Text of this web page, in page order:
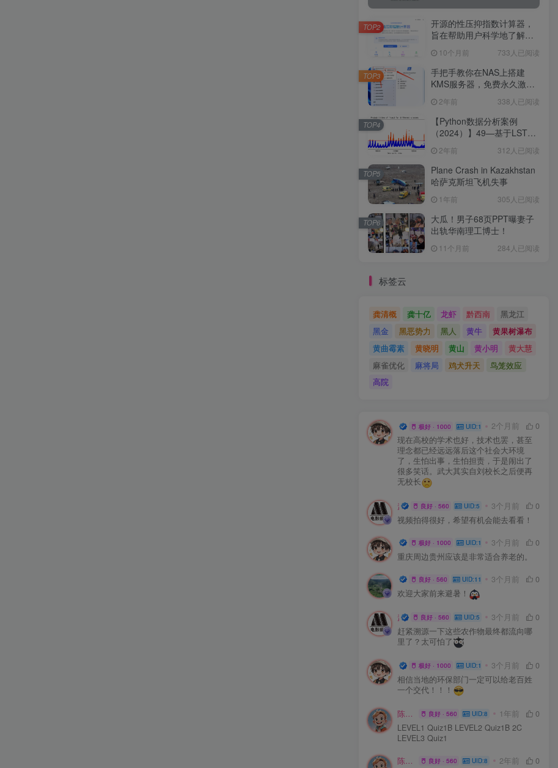
开源的性压抑指数计算器，
旨在帮助用户科学地了解自
康和亲密关系的发展。
10个月前 733人已阅读
TOP2
手把手教你在NAS上搭建
KMS服务器，免费永久激活
手把手教你在NAS上搭建
KMS服务器，免费永久激活
Windows及Office！建议收藏
2年前 338人已阅读
TOP3
【Python数据分析案例
（2024）】49—基于LSTM
序列2年前 312人已阅读
TOP4
Plane Crash in Kazakhstan
哈萨克斯坦飞机失事
1年前 305人已阅读
TOP5
大瓜！男子68页PPT曝妻子
出轨华南理工博士！
11个月前 284人已阅读
TOP6
标签云
龚清概 龚十亿 龙虾 黔西南
黑龙江
黑金
黑恶势力 黑人 黄牛
黄果树瀑布
黄曲霉素
黄晓明 黄山 黄小明
黄大慧
麻雀优化
麻将局 鸡犬升天
鸟笼效应
高院
小打小闹极好 · 1000 UID:12 2个月前
0
现在高校的学术也好，技术也罢，甚至
理念都已经远远落后这个社会大环境
了，生怕出事，生怕担责，于是闹出了
很多笑话。武大其实自刘校长之后便再
无校长
盖世英雄 良好 · 560 UID:5 3个月前
0
视频拍得很好，希望有机会能去看看！
小打小闹极好 · 1000 UID:12 3个月前
0
重庆周边贵州应该是非常适合养老的。
陈家客栈良好 · 560 UID:11 3个月前
0
欢迎大家前来避暑！
盖世英雄 良好 · 560 UID:5 3个月前
0
赶紧溯源一下这些农作物最终都流向哪
里了？太可怕了
小打小闹极好 · 1000 UID:12 3个月前
0
相信当地的环保部门一定可以给老百姓
一个交代！！！
陈先生 良好 · 560 UID:8 1年前
0
LEVEL1 Quiz1B LEVEL2 Quiz1B 2C
LEVEL3 Quiz1
陈先生 良好 · 560 UID:8 2年前 0